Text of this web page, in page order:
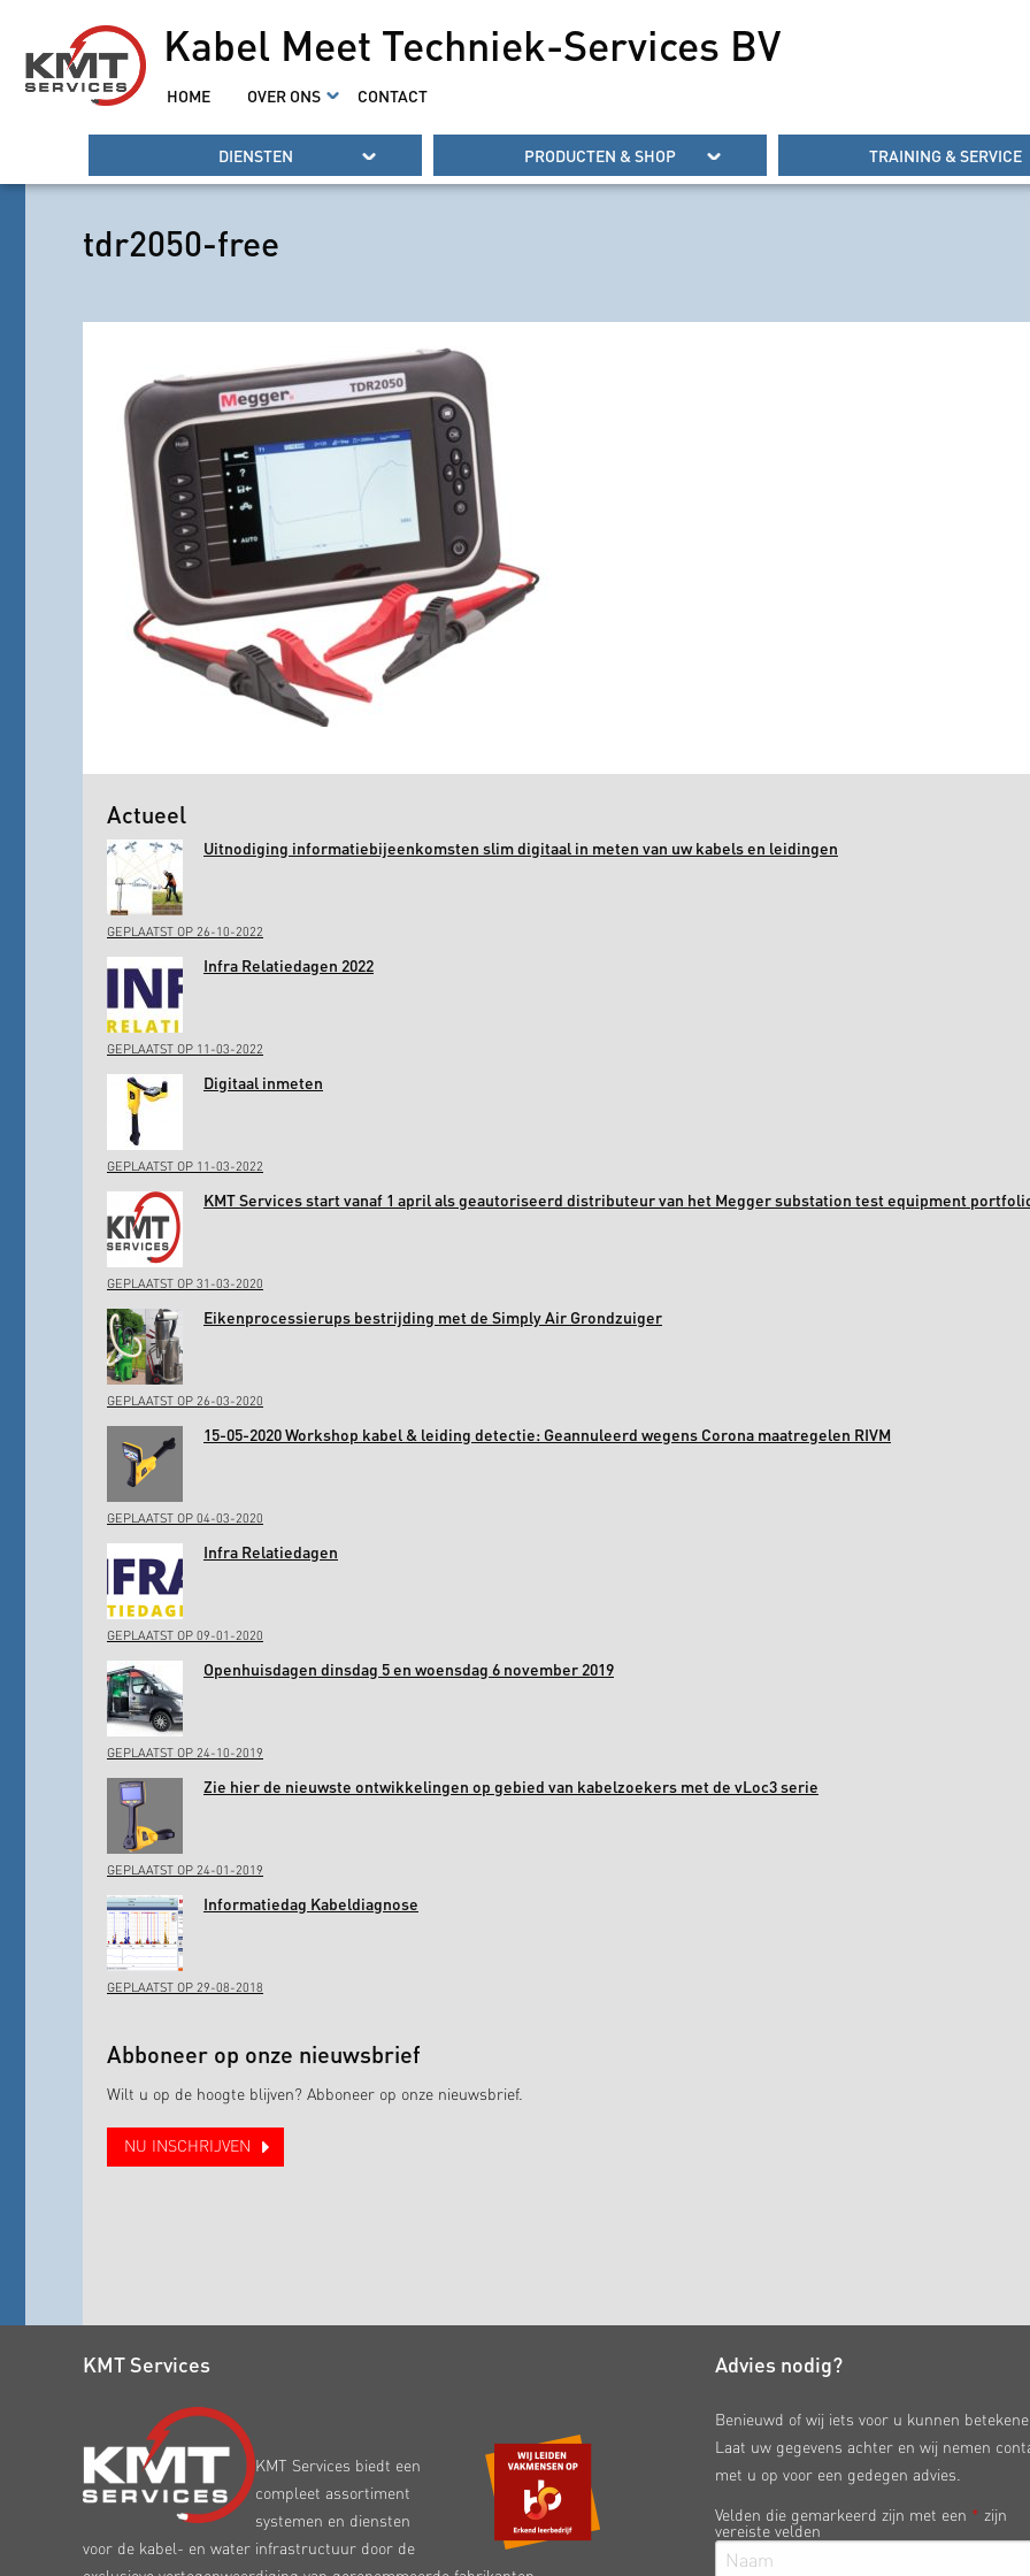
Kabel Meet Techniek-Services BV
HOME OVER ONS CONTACT
DIENSTEN PRODUCTEN & SHOP TRAINING & SERVICE
tdr2050-free
Actueel
Uitnodiging informatiebijeenkomsten slim digitaal in meten van uw kabels en leidingen
GEPLAATST OP 26-10-2022
Infra Relatiedagen 2022
GEPLAATST OP 11-03-2022
Digitaal inmeten
GEPLAATST OP 11-03-2022
KMT Services start vanaf 1 april als geautoriseerd distributeur van het Megger substation test equipment
GEPLAATST OP 31-03-2020
Eikenprocessierups bestrijding met de Simply Air Grondzuiger
GEPLAATST OP 26-03-2020
15-05-2020 Workshop kabel & leiding detectie: Geannuleerd wegens Corona maatregelen RIVM
GEPLAATST OP 04-03-2020
Infra Relatiedagen
GEPLAATST OP 09-01-2020
Openhuisdagen dinsdag 5 en woensdag 6 november 2019
GEPLAATST OP 24-10-2019
Zie hier de nieuwste ontwikkelingen op gebied van kabelzoekers met de vLoc3 serie
GEPLAATST OP 24-01-2019
Informatiedag Kabeldiagnose
GEPLAATST OP 29-08-2018
Abboneer op onze nieuwsbrief
Wilt u op de hoogte blijven? Abboneer op onze nieuwsbrief.
NU INSCHRIJVEN
KMT Services
KMT Services biedt een
compleet assortiment
systemen en diensten
voor de kabel- en water infrastructuur door de
Advies nodig?
Benieuwd of wij iets voor u kunnen
Laat uw gegevens achter en wij nemen
met u op voor een gedegen advies.
Velden die gemarkeerd zijn met een * zijn
vereiste velden